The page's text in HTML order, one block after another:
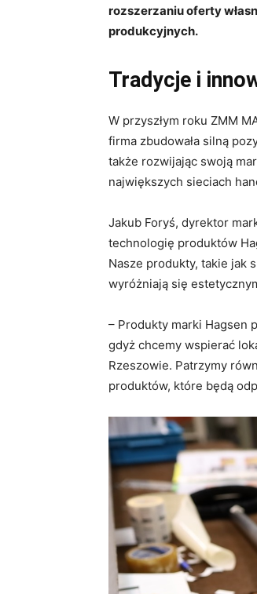
rozszerzaniu oferty
produkcyjnych.
Tradycje i
W przyszłym roku ZMM
firma zbudowała silną
także rozwijając swoją
największych sieciach
Jakub Foryś, dyrektor
technologię produktów
Nasze produkty, takie jak
wyróżniają się
– Produkty marki Hagsen
gdyż chcemy wspierać
Rzeszowie. Patrzymy
produktów, które będą